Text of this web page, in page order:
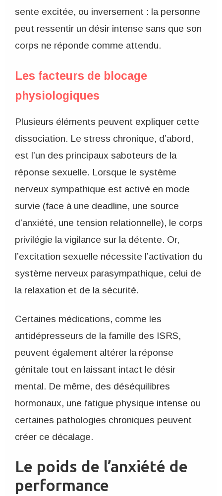
sente excitée, ou inversement : la personne
peut ressentir un désir intense sans que son
corps ne réponde comme attendu.
Les facteurs de blocage
physiologiques
Plusieurs éléments peuvent expliquer cette
dissociation. Le stress chronique, d’abord,
est l’un des principaux saboteurs de la
réponse sexuelle. Lorsque le système
nerveux sympathique est activé en mode
survie (face à une deadline, une source
d’anxiété, une tension relationnelle), le corps
privilégie la vigilance sur la détente. Or,
l’excitation sexuelle nécessite l’activation du
système nerveux parasympathique, celui de
la relaxation et de la sécurité.
Certaines médications, comme les
antidépresseurs de la famille des ISRS,
peuvent également altérer la réponse
génitale tout en laissant intact le désir
mental. De même, des déséquilibres
hormonaux, une fatigue physique intense ou
certaines pathologies chroniques peuvent
créer ce décalage.
Le poids de l’anxiété de
performance